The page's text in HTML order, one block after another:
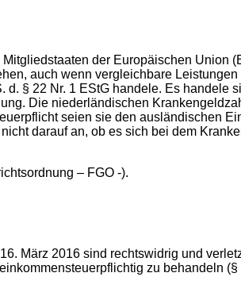
der Europäischen Union
auch wenn vergleichbare Leistungen
d. § 22 Nr. 1 EStG handele. Es handele
Die niederländischen
seien sie den ausländischen
darauf an, ob es sich bei dem
– FGO -).
März 2016 sind rechtswidrig und
zu behandeln (§